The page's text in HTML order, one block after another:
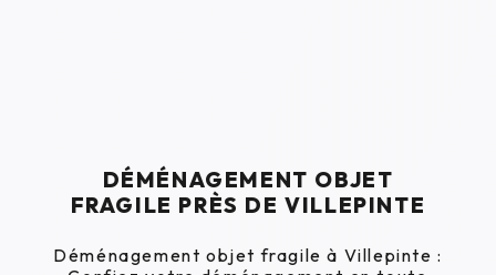
DÉMÉNAGEMENT OBJET
FRAGILE PRÈS DE VILLEPINTE
Déménagement objet fragile à Villepinte :